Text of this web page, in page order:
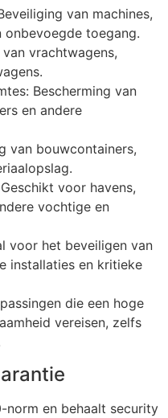
van machines,
toegang.
vrachtwagens,
Bescherming van
en andere
van bouwcontainers,
voor havens,
vochtige en
voor het beveiligen van
installaties en kritieke
die een hoge
vereisen, zelfs
norm en behaalt security